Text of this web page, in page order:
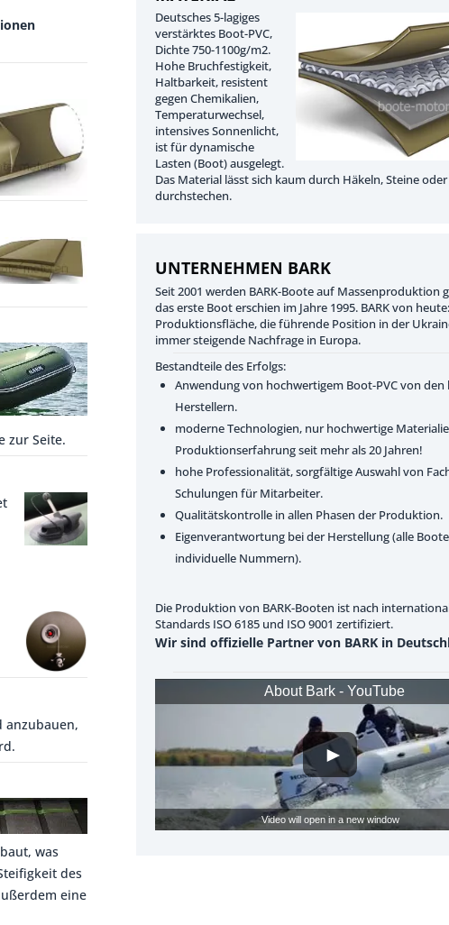
Deutsches 5-lagiges
verstärktes Boot-PVC,
Dichte 750-1100g/m2.
Hohe Bruchfestigkeit,
Haltbarkeit, resistent
gegen Chemikalien,
Temperaturwechsel,
intensives Sonnenlicht,
ist für dynamische
Lasten (Boot) ausgelegt.
Das Material lässt sich kaum durch Häkeln, Steine
durchstechen.
UNTERNEHMEN BARK
Seit 2001 werden BARK-Boote auf Massenproduktion
das erste Boot erschien im Jahre 1995. BARK von
Produktionsfläche, die führende Position in der
immer steigende Nachfrage in Europa.
Bestandteile des Erfolgs:
Anwendung von hochwertigem Boot-PVC von den
Herstellern.
moderne Technologien, nur hochwertige
Produktionserfahrung seit mehr als 20 Jahren!
hohe Professionalität, sorgfältige Auswahl von
Schulungen für Mitarbeiter.
Qualitätskontrolle in allen Phasen der Produktion.
Eigenverantwortung bei der Herstellung (alle
individuelle Nummern).
Die Produktion von BARK-Booten ist nach
Standards ISO 6185 und ISO 9001 zertifiziert.
Wir sind offizielle Partner von BARK in
About Bark - YouTube
Video will open in a new window
zur Seite.
anzubauen,
was
des
eine